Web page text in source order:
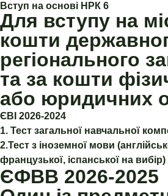
Вступ на основі НРК 6
Для вступу на
кошти
регіонального
та за кошти
або юридичних
ЄВІ 2026-2024
1. Тест загальної навчальної
2.Тест з іноземної мови
французької, іспанської на вибір)
ЄФВВ 2026-2025